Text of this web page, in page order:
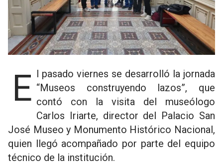
El pasado viernes se desarrolló la jornada “Museos construyendo lazos”, que
contó con la visita del museólogo
Carlos Iriarte, director del Palacio San
José Museo y Monumento Histórico Nacional,
quien llegó acompañado por parte del equipo
técnico de la institución.